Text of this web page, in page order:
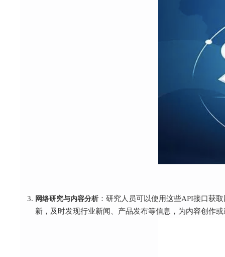
网络研究与内容分析 ：研究人员可以使用这些API接口获
新，及时发现行业新闻、产品发布等信息，为内容创作